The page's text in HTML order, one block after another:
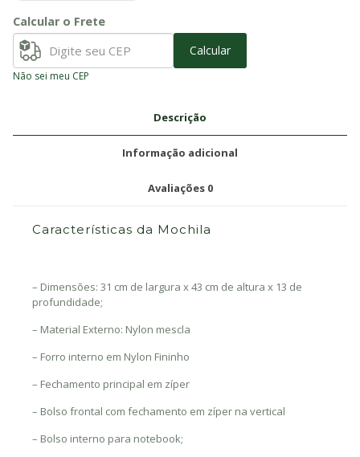
Calcular o Frete
Calcular
Não sei meu CEP
Descrição
Informação adicional
Avaliações 0
Características da Mochila
– Dimensões: 31 cm de largura x 43 cm de altura x 13 de
profundidade;
– Material Externo: Nylon mescla
– Forro interno em Nylon Fininho
– Fechamento principal em zíper
– Bolso frontal com fechamento em zíper na vertical
– Bolso interno para notebook;